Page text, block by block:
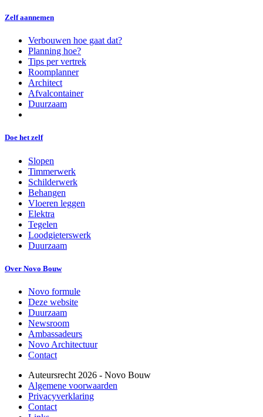
Zelf aannemen
Verbouwen hoe gaat dat?
Planning hoe?
Tips per vertrek
Roomplanner
Architect
Afvalcontainer
Duurzaam
Doe het zelf
Slopen
Timmerwerk
Schilderwerk
Behangen
Vloeren leggen
Elektra
Tegelen
Loodgieterswerk
Duurzaam
Over Novo Bouw
Novo formule
Deze website
Duurzaam
Newsroom
Ambassadeurs
Novo Architectuur
Contact
Auteursrecht 2026 - Novo Bouw
Algemene voorwaarden
Privacyverklaring
Contact